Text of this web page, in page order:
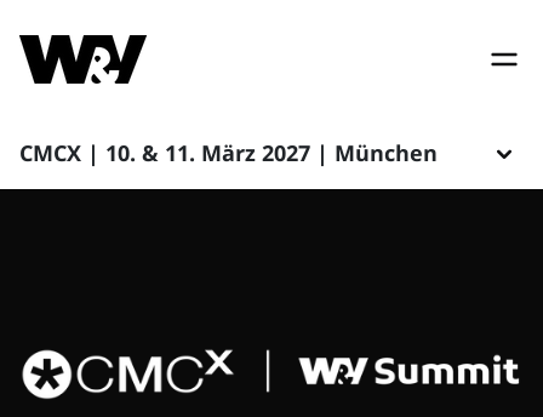
CMCX | 10. & 11. März 2027 | München